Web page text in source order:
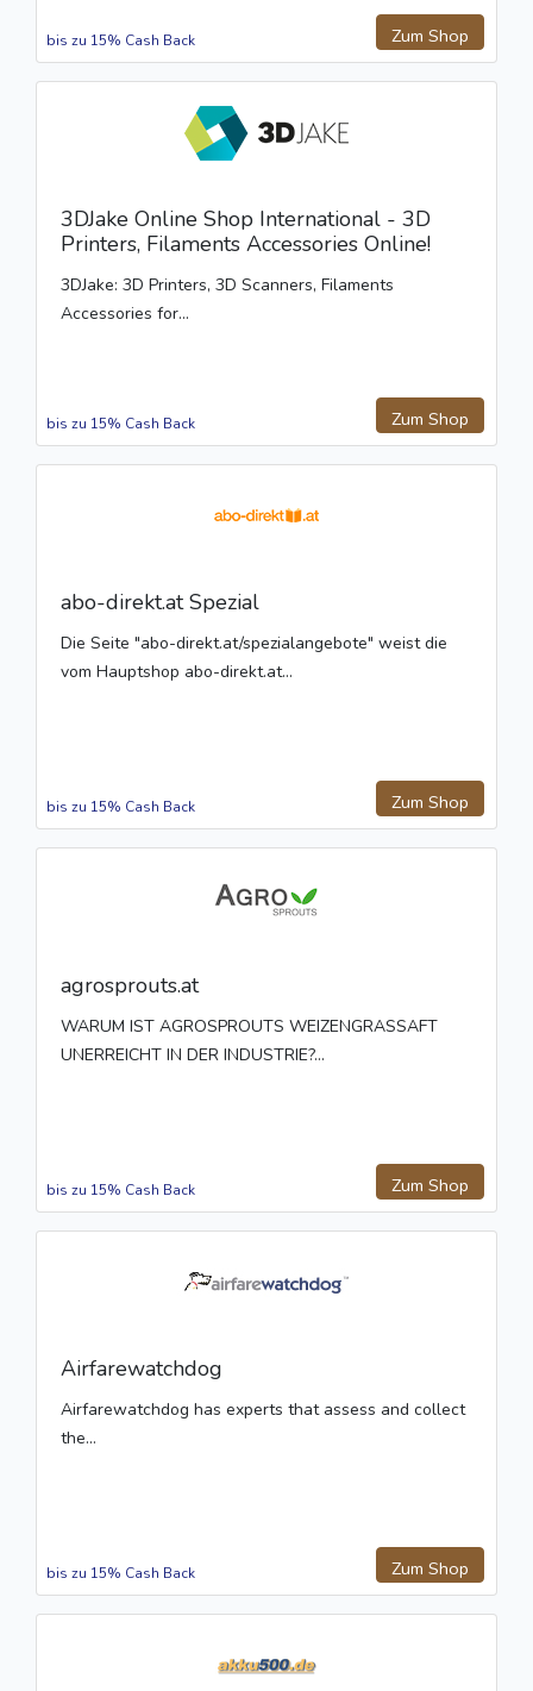
Zum Shop
bis zu 15% Cash Back
3DJake Online Shop International - 3D
Printers, Filaments Accessories Online!
3DJake: 3D Printers, 3D Scanners, Filaments
Accessories for...
Zum Shop
bis zu 15% Cash Back
abo-direkt.at Spezial
Die Seite "abo-direkt.at/spezialangebote" weist die
vom Hauptshop abo-direkt.at...
Zum Shop
bis zu 15% Cash Back
agrosprouts.at
WARUM IST AGROSPROUTS WEIZENGRASSAFT
UNERREICHT IN DER INDUSTRIE?...
Zum Shop
bis zu 15% Cash Back
Airfarewatchdog
Airfarewatchdog has experts that assess and collect
the...
Zum Shop
bis zu 15% Cash Back